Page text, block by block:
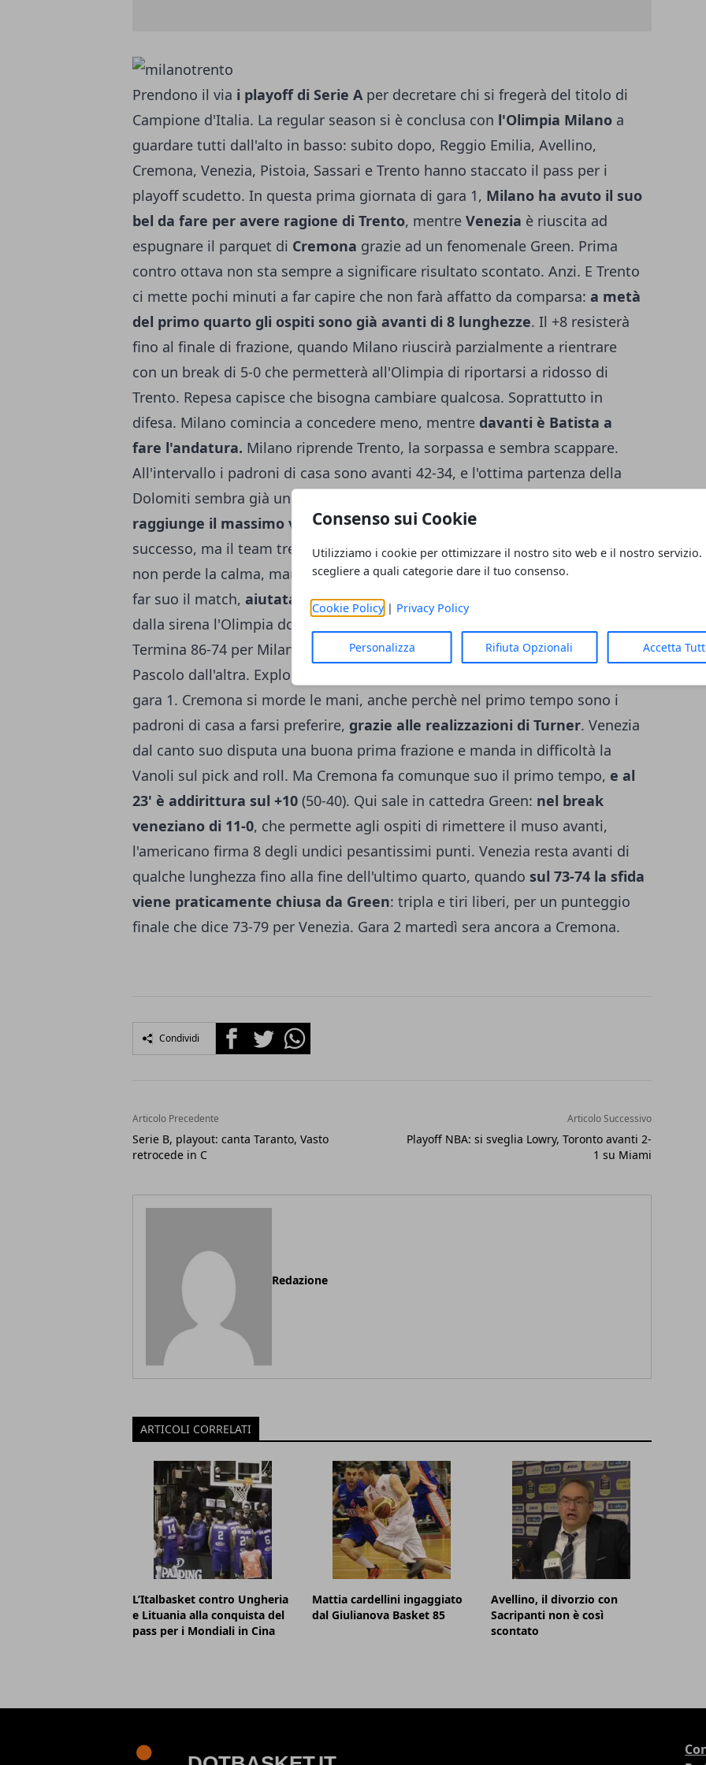
Consenso sui Cookie
Utilizziamo i cookie per ottimizzare il nostro sito web e il nostro servizio.
scegliere a quali categorie dare il tuo consenso.
Cookie Policy| Privacy Policy
Personalizza Rifiuta Opzionali Accetta
Prendono il via i playoff di Serie Aper decretare chi si fregerà del titolo di
Campione d'Italia. La regular season si è conclusa con l'Olimpia Milano a
guardare tutti dall'alto in basso: subito dopo, Reggio Emilia, Avellino,
Cremona, Venezia, Pistoia, Sassari e Trento hanno staccato il pass per i
playoff scudetto. In questa prima giornata di gara 1, Milano ha avuto il suo
bel da fare per avere ragione di Trento, mentre Venezia è riuscita ad
espugnare il parquet di Cremona grazie ad un fenomenale Green. Prima
contro ottava non sta sempre a significare risultato scontato. Anzi. E Trento
ci mette pochi minuti a far capire che non farà affatto da comparsa: a metà
del primo quarto gli ospiti sono già avanti di 8 lunghezze. Il +8 resisterà
fino al finale di frazione, quando Milano riuscirà parzialmente a rientrare
con un break di 5-0 che permetterà all'Olimpia di riportarsi a ridosso di
Trento. Repesa capisce che bisogna cambiare qualcosa. Soprattutto in
difesa. Milano comincia a concedere meno, mentre davanti è Batista a
fare l'andatura. Milano riprende Trento, la sorpassa e sembra scappare.
All'intervallo i padroni di casa sono avanti 42-34, e l'ottima partenza della
Dolomiti sembra già un lontano ricordo. Comincia la ripresa,
raggiunge il massimo vantaggio di +10: sembra il preludio ad un facile
successo, ma il team trentino reagisce e risale fino al -3. Tuttavia Milano
non perde la calma, mantiene Trento a distanza e a lungo andare riesce a
far suo il match, aiutata dall'ottima coppia Batista-Sanders
dalla sirena l'Olimpia domina 78-62: a Repesa basta gestire il vantaggio.
Termina 86-74 per Milano, con 21 punti di Sanders da una parte e 18 di
Pascolo dall'altra. Exploit di Venezia, che sconfigge a domicilio la Vanoli in
gara 1. Cremona si morde le mani, anche perchè nel primo tempo sono i
padroni di casa a farsi preferire, grazie alle realizzazioni di Turner. Venezia
dal canto suo disputa una buona prima frazione e manda in difficoltà la
Vanoli sul pick and roll. Ma Cremona fa comunque suo il primo tempo, e al
23' è addirittura sul +10 (50-40). Qui sale in cattedra Green: nel break
veneziano di 11-0, che permette agli ospiti di rimettere il muso avanti,
l'americano firma 8 degli undici pesantissimi punti. Venezia resta avanti di
qualche lunghezza fino alla fine dell'ultimo quarto, quando sul 73-74 la sfida
viene praticamente chiusa da Green: tripla e tiri liberi, per un punteggio
finale che dice 73-79 per Venezia. Gara 2 martedì sera ancora a Cremona.
Condividi FacebookTwitterWhatsapp
Articolo Precedente
Serie B, playout: canta Taranto, Vasto
retrocede in C
Articolo Successivo
Playoff NBA: si sveglia Lowry, Toronto avanti 2-
1 su Miami
Redazione
ARTICOLI CORRELATI
L’Italbasket contro Ungheria
e Lituania alla conquista del
pass per i Mondiali in Cina
Mattia cardellini ingaggiato
dal Giulianova Basket 85
Avellino, il divorzio con
Sacripanti non è così
scontato